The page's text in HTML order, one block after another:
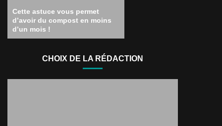
Cette astuce vous permet
d’avoir du compost en moins
d’un mois !
CHOIX DE LA RÉDACTION